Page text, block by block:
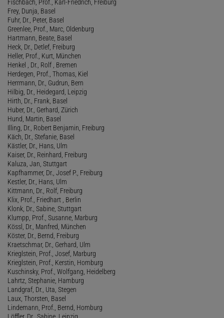
Fischbach, Prof., Karl-Friedrich, Freiburg
Frey, Dunja, Basel
Fuhr, Dr., Peter, Basel
Greenlee, Prof., Marc, Oldenburg
Hartmann, Beate, Basel
Heck, Dr., Detlef, Freiburg
Heller, Prof., Kurt, München
Henkel , Dr., Rolf , Bremen
Herdegen, Prof., Thomas, Kiel
Herrmann, Dr., Gudrun, Bern
Hilbig, Dr., Heidegard, Leipzig
Hirth, Dr., Frank, Basel
Huber, Dr., Gerhard, Zürich
Hund, Martin, Basel
Illing, Dr., Robert Benjamin, Freiburg
Käch, Dr., Stefanie, Basel
Kästler, Dr., Hans, Ulm
Kaiser, Dr., Reinhard, Freiburg
Kaluza, Jan, Stuttgart
Kapfhammer, Dr., Josef P., Freiburg
Kestler, Dr., Hans, Ulm
Kittmann, Dr., Rolf, Freiburg
Klix, Prof., Friedhart , Berlin
Klonk, Dr., Sabine, Stuttgart
Klumpp, Prof., Susanne, Marburg
Kössl, Dr., Manfred, München
Köster, Dr., Bernd, Freiburg
Kraetschmar, Dr., Gerhard, Ulm
Krieglstein, Prof., Josef, Marburg
Krieglstein, Prof., Kerstin, Homburg
Kuschinsky, Prof., Wolfgang, Heidelberg
Lahrtz, Stephanie, Hamburg
Landgraf, Dr., Uta, Stegen
Laux, Thorsten, Basel
Lindemann, Prof., Bernd, Homburg
Löffler, Dr., Sabine, Leipzig